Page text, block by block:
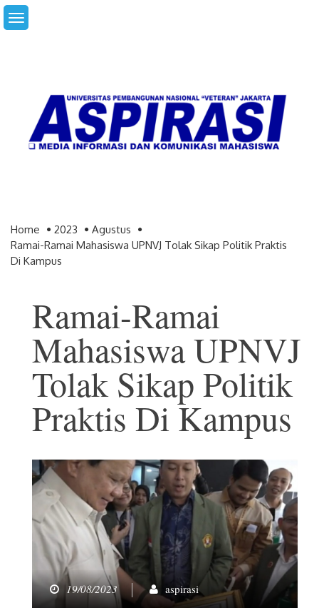
Skip
to
Home 2023
Agustus
Ramai-Ramai Mahasiswa UPNVJ Tolak Sikap Politik Praktis
Di Kampus
Ramai-Ramai
Mahasiswa UPNVJ
Tolak Sikap Politik
Praktis Di Kampus
19/08/2023 aspirasi